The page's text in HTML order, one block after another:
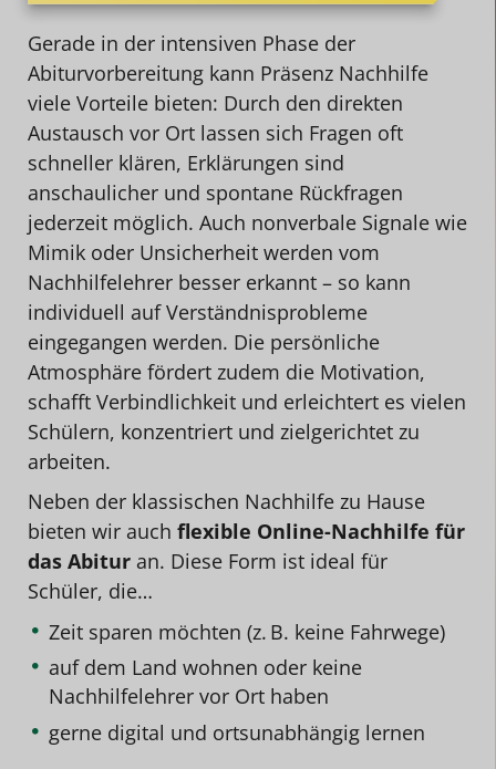
Gerade in der intensiven Phase der
Abiturvorbereitung kann Präsenz Nachhilfe
viele Vorteile bieten: Durch den direkten
Austausch vor Ort lassen sich Fragen oft
schneller klären, Erklärungen sind
anschaulicher und spontane Rückfragen
jederzeit möglich. Auch nonverbale Signale wie
Mimik oder Unsicherheit werden vom
Nachhilfelehrer besser erkannt – so kann
individuell auf Verständnisprobleme
eingegangen werden. Die persönliche
Atmosphäre fördert zudem die Motivation,
schafft Verbindlichkeit und erleichtert es vielen
Schülern, konzentriert und zielgerichtet zu
arbeiten.
Neben der klassischen Nachhilfe zu Hause
bieten wir auch flexible Online-Nachhilfe für
das Abitur an. Diese Form ist ideal für
Schüler, die…
Zeit sparen möchten (z. B. keine Fahrwege)
auf dem Land wohnen oder keine
Nachhilfelehrer vor Ort haben
gerne digital und ortsunabhängig lernen